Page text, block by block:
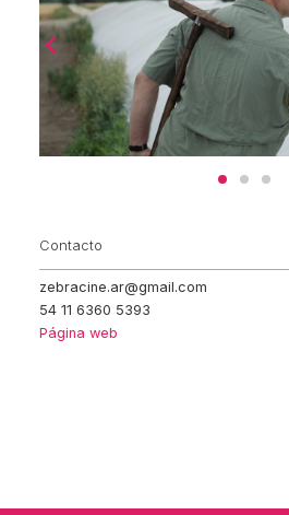
Contacto
zebracine.ar@gmail.com
54 11 6360 5393
Página web